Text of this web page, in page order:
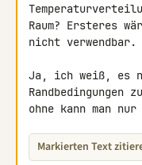
Raum? Ersteres
nicht verwendbar.
Ja, ich weiß, es
Randbedingungen
ohne kann man
Markierten Text